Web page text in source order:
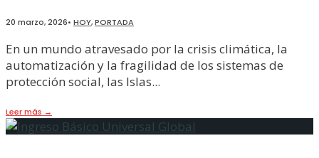
20 marzo, 2026• HOY,PORTADA
En un mundo atravesado por la crisis climática, la
automatización y la fragilidad de los sistemas de
protección social, las Islas...
Leer más →